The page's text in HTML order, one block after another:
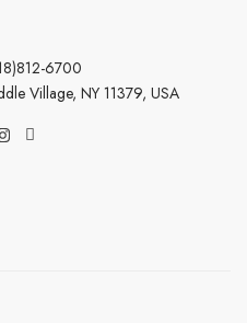
6700
Village, NY 11379, USA